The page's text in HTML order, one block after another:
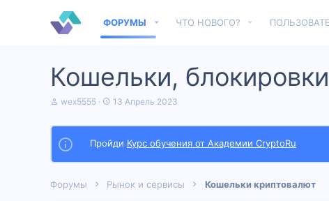
ФОРУМЫ ЧТО НОВОГО?
Кошельки,
А
т
р
ы
wex5555
Д
т
н
л
13 Апрель 2023
Пройди Курс обучения от Академии CryptoRu
Форумы Рынок и сервисы Кошельки криптовалют